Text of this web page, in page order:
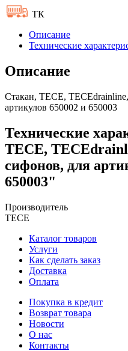
ТК
Описание
Технические
Описание
Стакан, TECE,
артикулов 650002 и 650003
Технические
TECE,
сифонов, для
650003"
Производитель
TECE
Каталог товаров
Услуги
Как сделать заказ
Доставка
Оплата
Покупка в кредит
Возврат товара
Новости
О нас
Контакты